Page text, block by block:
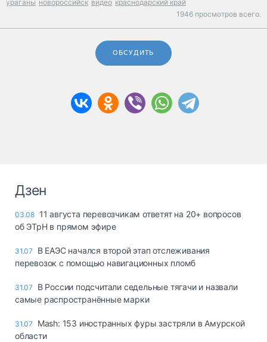
ураганы новороссийск видео краснодарский край
1946 просмотров всего.
ОБСУДИТЬ
Дзен
03.08 11 августа перевозчикам ответят на 20+ вопросов
об ЭТрН в прямом эфире
31.07
В ЕАЭС начался второй этап отслеживания
перевозок с помощью навигационных пломб
31.07
В России подсчитали седельные тягачи и назвали
самые распространённые марки
31.07
Mash: 153 иностранных фуры застряли в Амурской
области